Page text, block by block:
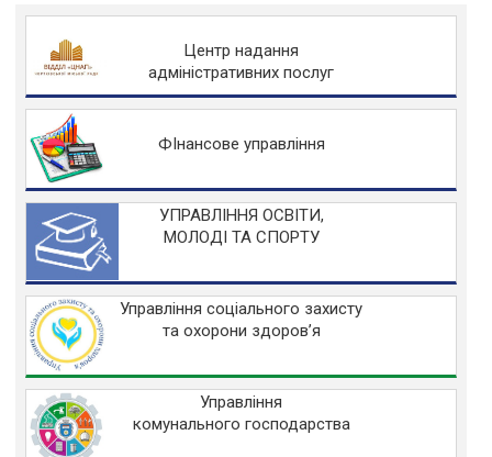
Центр надання
адміністративних послуг
ФІнансове управління
УПРАВЛІННЯ ОСВІТИ,
МОЛОДІ ТА СПОРТУ
Управління соціального захисту
та охорони здоров’я
Управління
комунального господарства